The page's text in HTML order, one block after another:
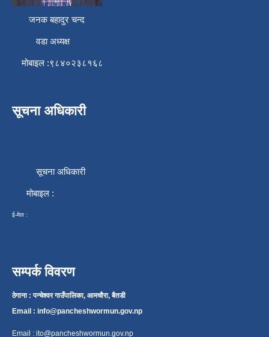
जनक बहादुर चन्द
वडा अध्यक्ष
मोबाइल :९८४०२३८१६८
सूचना अधिकारी
सूचना अधिकारी
मोबाइल :
ई-मेल :
सम्पर्क विवरण
ठेगाना : पन्चेश्वर गाउँपालिका, आमचौरा, बैतडी
Email : info@pancheshwormun.gov.np
Email : ito@pancheshwormun.gov.np